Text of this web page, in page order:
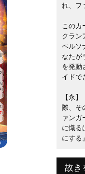
れ、フ
このカ
クラン
ペルソ
なたが
を発動
イドで
【永
際、そ
ァンガ
に熾る
にする
故き